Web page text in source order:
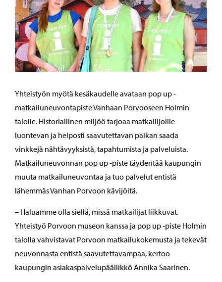
Yhteistyön myötä kesäkaudelle avataan pop up -
matkailuneuvontapiste Vanhaan Porvooseen Holmin
talolle. Historiallinen miljöö tarjoaa matkailijoille
luontevan ja helposti saavutettavan paikan saada
vinkkejä nähtävyyksistä, tapahtumista ja palveluista.
Matkailuneuvonnan pop up -piste täydentää kaupungin
muuta matkailuneuvontaa ja tuo palvelut entistä
lähemmäs Vanhan Porvoon kävijöitä.
– Haluamme olla siellä, missä matkailijat liikkuvat.
Yhteistyö Porvoon museon kanssa ja pop up -piste Holmin
talolla vahvistavat Porvoon matkailukokemusta ja tekevät
neuvonnasta entistä saavutettavampaa, kertoo
kaupungin asiakaspalvelupäällikkö Annika Saarinen.